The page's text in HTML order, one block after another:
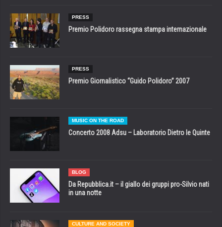
PRESS
Premio Polidoro rassegna stampa internazionale
PRESS
Premio Giornalistico “Guido Polidoro” 2007
MUSIC ON THE ROAD
Concerto 2008 Adsu – Laboratorio Dietro le Quinte
BLOG
Da Repubblica.it – il giallo dei gruppi pro-Silvio nati
in una notte
CULTURE AND SOCIETY